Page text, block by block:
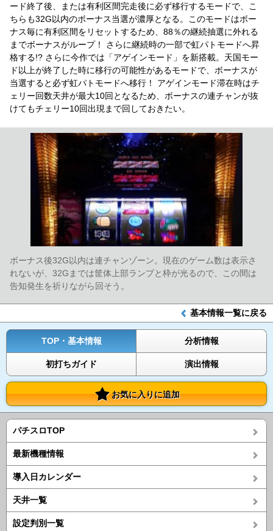
ード終了後、または有利区間完走後に必ず移行するモードで、こ
ちらも32G以内のボーナス当選が濃厚となる。このモードはボー
ナス毎に有利区間をリセットするため、88％の継続抽選に外れる
までボーナスがループ！ さらに継続時の一部で虹パトモードへ昇
格する!? さらに今作では「アゲインモード」を新搭載。天国モー
ド以上が終了した時に移行の可能性があるモードで、ボーナスが
当選すると必ず虹パトモードへ移行！ アゲインモード滞在時はチ
ェリー回数天井が最大10回となるため、ボーナスの連チャンが抜
けてもチェリー10回出現まで回しておきたい。
ボーナス後32G以内は連チャンゾーン。現在のゲーム数は表示さ
れないが、32Gまでは筐体上部ランプと枠が光るので、この間は
告知発生を祈りながら回そう。
基本情報一覧に戻る
TOP・基本情報 分析情報
初打ちガイド 演出情報
お気に入りに追加
パチスロTOP
最新機種情報
導入日カレンダー
天井一覧
設定判別一覧